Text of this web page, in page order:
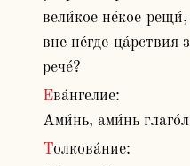
вели́кое не́кое
вне не́где
рече́?
Ева́нгелие:
Ами́нь, ами́нь
Толкова́ние: